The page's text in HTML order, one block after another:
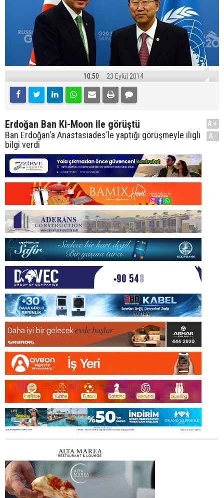
10:50 23 Eylül 2014
Erdoğan Ban Ki-Moon ile görüştü
Ban Erdoğan’a Anastasiades’le yaptığı görüşmeyle iligli
bilgi verdi
A+
A-